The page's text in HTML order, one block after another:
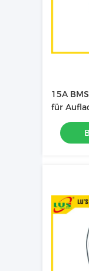
15A
für
18650